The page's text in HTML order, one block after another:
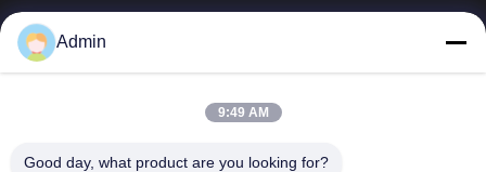
Vínculos
Éntrenos en contacto con
Admin
9:49 AM
Good day, what product are you looking for?